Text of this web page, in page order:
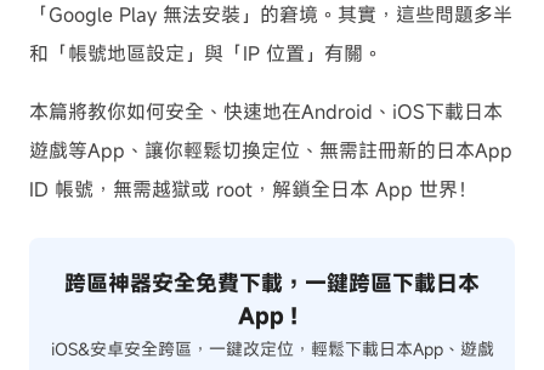
「Google Play 無法安裝」的窘境。其實，這些問題多半
和「帳號地區設定」與「IP 位置」有關。
本篇將教你如何安全、快速地在Android、iOS下載日本
遊戲等App、讓你輕鬆切換定位、無需註冊新的日本App
ID 帳號，無需越獄或 root，解鎖全日本 App 世界！
跨區神器安全免費下載，一鍵跨區下載日本
App！
iOS&安卓安全跨區，一鍵改定位，輕鬆下載日本App、遊戲